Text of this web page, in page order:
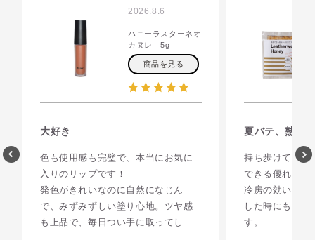
2026.8.6
ハニーラスターネオ
カヌレ 5g
商品を見る
大好き
色も使用感も完璧で、本当にお気に
入りのリップです！
発色がきれいなのに自然になじん
で、みずみずしい塗り心地。ツヤ感
も上品で、毎日つい手に取ってしま
夏バテ、熱中
持ち歩けて、糖
できる優れもの
冷房の効いた、
した時にも、
す。